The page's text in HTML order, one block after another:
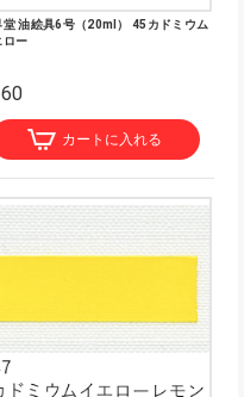
堂 油絵具6号（20ml） 45カドミウム
ロー
カートに入れる